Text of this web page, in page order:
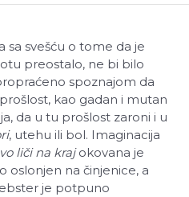
sa svešću o tome da je
preostalo, ne bi bilo
spoznajom da
kao gadan i mutan
da u tu prošlost zaroni i u
, utehu ili bol. Imaginacija
liči na krajokovana je
oslonjen na činjenice, a
je potpuno